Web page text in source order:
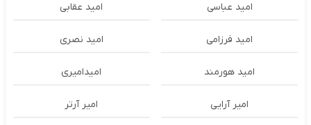
امید عباسی امید عقابی
امید فرزامی امید نصری
امید هورمند امیدامیری
امیر آرایی امیر آرتر